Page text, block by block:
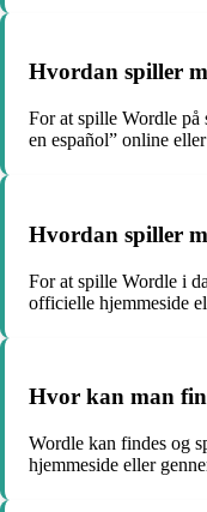
Hvordan spiller
For at spille Wordle på
en español” online
Hvordan spiller
For at spille Wordle i
officielle hjemmeside
Hvor kan man
Wordle kan findes og
hjemmeside eller